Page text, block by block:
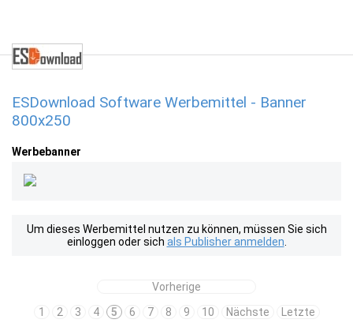
ESDownload Software Werbemittel - Banner
800x250
Werbebanner
Um dieses Werbemittel nutzen zu können, müssen Sie sich
einloggen oder sich als Publisher anmelden
Vorherige
1
2 3 4 5 6 7 8 9 10 Nächste Letzte